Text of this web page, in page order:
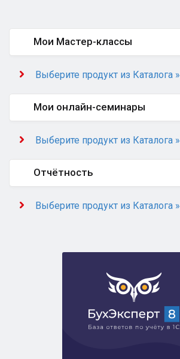
Мои Мастер-классы
Выберите продукт из Каталога »
Мои онлайн-семинары
Выберите продукт из Каталога »
Отчётность
Выберите продукт из Каталога »